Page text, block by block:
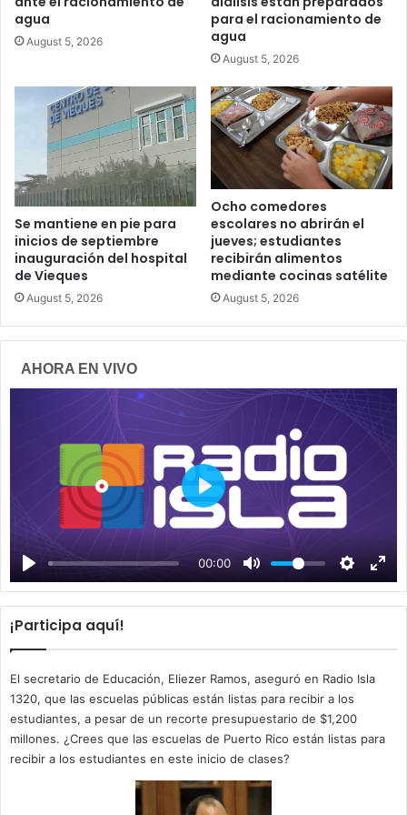
agua
August 5, 2026
para el racionamiento de
agua
August 5, 2026
Se mantiene en pie para
inicios de septiembre
inauguración del hospital
de Vieques
August 5, 2026
Ocho comedores
escolares no abrirán el
jueves; estudiantes
recibirán alimentos
mediante cocinas satélite
August 5, 2026
AHORA EN VIVO
00:00
P
y
¡Participa aquí!
El secretario de Educación, Eliezer Ramos, aseguró en Radio Isla
1320, que las escuelas públicas están listas para recibir a los
estudiantes, a pesar de un recorte presupuestario de $1,200
millones. ¿Crees que las escuelas de Puerto Rico están listas para
recibir a los estudiantes en este inicio de clases?